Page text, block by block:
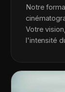
Notre
Votre
l'intensité